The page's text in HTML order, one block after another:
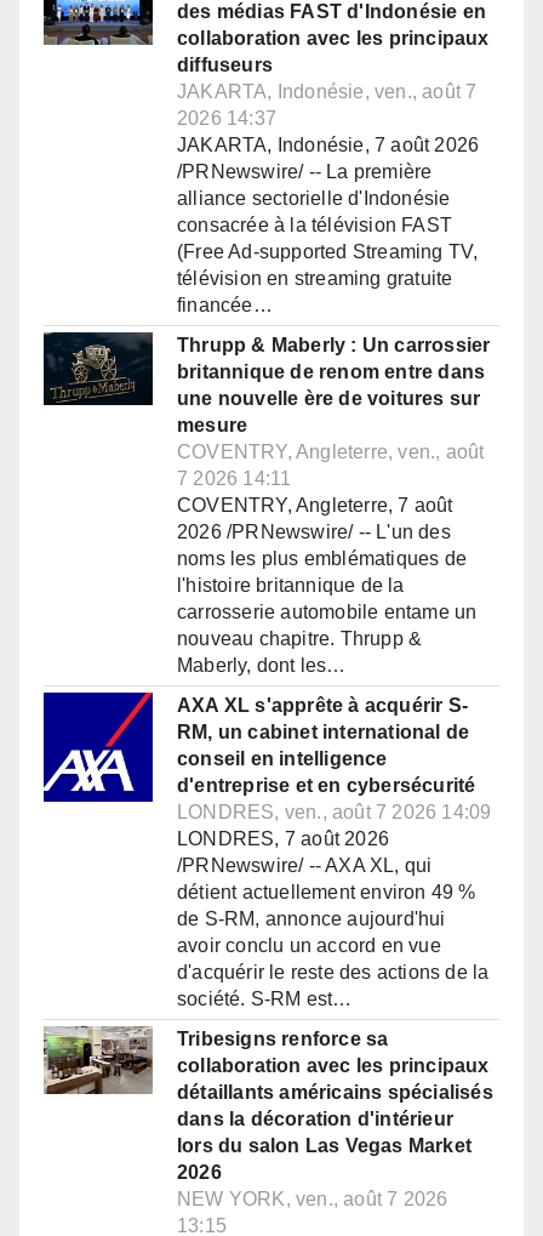
des médias FAST d'Indonésie en
collaboration avec les principaux
diffuseurs
JAKARTA, Indonésie, ven., août 7
2026 14:37
JAKARTA, Indonésie, 7 août 2026
/PRNewswire/ -- La première
alliance sectorielle d'Indonésie
consacrée à la télévision FAST
(Free Ad-supported Streaming TV,
télévision en streaming gratuite
financée…
Thrupp & Maberly : Un carrossier
britannique de renom entre dans
une nouvelle ère de voitures sur
mesure
COVENTRY, Angleterre, ven., août
7 2026 14:11
COVENTRY, Angleterre, 7 août
2026 /PRNewswire/ -- L'un des
noms les plus emblématiques de
l'histoire britannique de la
carrosserie automobile entame un
nouveau chapitre. Thrupp &
Maberly, dont les…
AXA XL s'apprête à acquérir S-
RM, un cabinet international de
conseil en intelligence
d'entreprise et en cybersécurité
LONDRES, ven., août 7 2026 14:09
LONDRES, 7 août 2026
/PRNewswire/ -- AXA XL, qui
détient actuellement environ 49 %
de S-RM, annonce aujourd'hui
avoir conclu un accord en vue
d'acquérir le reste des actions de la
société. S-RM est…
Tribesigns renforce sa
collaboration avec les principaux
détaillants américains spécialisés
dans la décoration d'intérieur
lors du salon Las Vegas Market
2026
NEW YORK, ven., août 7 2026
13:15